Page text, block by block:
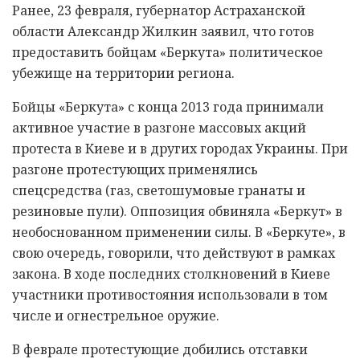
Ранее, 23 февраля, губернатор Астраханской
области Александр Жилкин заявил, что готов
предоставить бойцам «Беркута» политическое
убежище на территории региона.
Бойцы «Беркута» с конца 2013 года принимали
активное участие в разгоне массовых акций
протеста в Киеве и в других городах Украины. При
разгоне протестующих применялись
спецсредства (газ, светошумовые гранаты и
резиновые пули). Оппозиция обвиняла «Беркут» в
необоснованном применении силы. В «Беркуте», в
свою очередь, говорили, что действуют в рамках
закона. В ходе последних столкновений в Киеве
участники противостояния использовали в том
числе и огнестрельное оружие.
В феврале протестующие добились отставки